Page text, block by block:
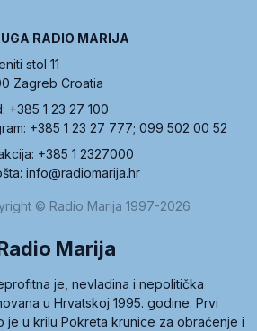
RADIO MARIJA
stol 11
Zagreb Croatia
+385 1 23 27 100
+385 1 23 27 777; 099 502 00 52
+385 1 2327000
info@radiomarija.hr
© Radio Marija 1997-2026
Marija
je, nevladina i nepolitička
u Hrvatskoj 1995. godine. Prvi
je u krilu Pokreta krunice za obraćenje i